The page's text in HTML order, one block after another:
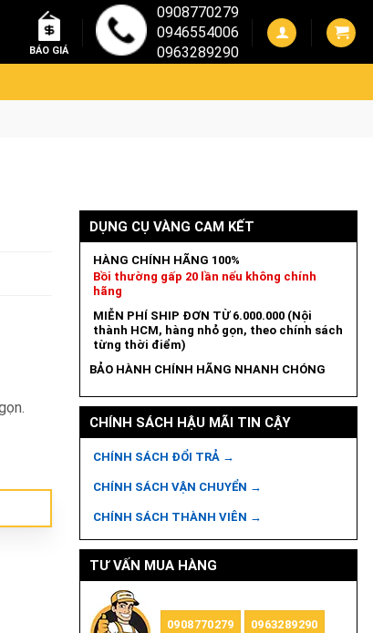
BÁO GIÁ
0908770279
0946554006
0963289290
DỤNG CỤ VÀNG CAM KẾT
HÀNG CHÍNH HÃNG 100%
Bồi thường gấp 20 lần nếu không chính
hãng
MIỄN PHÍ SHIP ĐƠN TỪ 6.000.000 (Nội
thành HCM, hàng nhỏ gọn, theo chính sách
từng thời điểm)
BẢO HÀNH CHÍNH HÃNG NHANH CHÓNG
CHÍNH SÁCH HẬU MÃI TIN CẬY
CHÍNH SÁCH ĐỔI TRẢ →
CHÍNH SÁCH VẬN CHUYỂN →
CHÍNH SÁCH THÀNH VIÊN →
TƯ VẤN MUA HÀNG
0908770279 0963289290